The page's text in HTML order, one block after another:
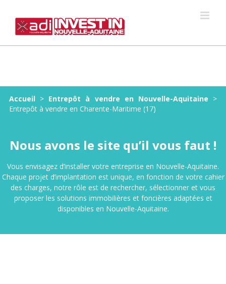
content
Accueil > Entrepôt à vendre en Nouvelle-Aquitaine >
Entrepôt à vendre en Charente-Maritime (17)
Nous avons le site qu’il vous faut !
Vous envisagez d’installer votre entreprise en Nouvelle-Aquitaine.
Chaque projet d’implantation est unique, en fonction de votre cahier
des charges, notre rôle est de rechercher, sélectionner et vous
proposer les solutions immobilières et foncières adaptées et
disponibles en Nouvelle-Aquitaine.